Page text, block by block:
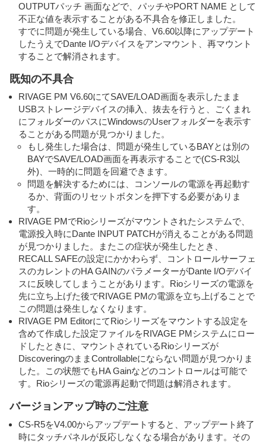
OUTPUTパッチ 画面などで、パッチやPORT NAME として
不正な値を表示することがある不具合を修正しました。
すでに問題が発生している場合、V6.60以降にアップデート
したうえでDante I/Oデバイスをアンマウント、再マウント
することで解消されます。
既知の不具合
RIVAGE PM V6.60にてSAVE/LOAD画面を表示したまま
USBストレージデバイスの挿入、抜去を行うと、ごくまれ
にフォルダーのパスにWindowsのUserフォルダーを表示す
ることがある問題が見つかりました。
もし発生した場合は、問題が発生しているBAYとは別の
BAYでSAVE/LOAD画面を再表示することで(CS-R3以
外)、一時的に問題を回避できます。
問題を解決するためには、コンソールの電源を再起動す
るか、背面のリセットボタンを押下する必要がありま
す。
RIVAGE PMでRioシリーズがマウントされたシステムで、
電源投入時にDante INPUT PATCHが消えることがある問題
が見つかりました。またこの症状が発生したとき、
RECALL SAFEの設定にかかわらず、コントロールサーフェ
スのカレントのHA GAINのパラメーターがDante I/Oデバイ
スに反映してしまうことがあります。Rioシリーズの電源を
先に立ち上げた後でRIVAGE PMの電源を立ち上げることで
この問題は発生しなくなります。
RIVAGE PM EditorにてRioシリーズをマウントする設定を
含めて作成した設定ファイルをRIVAGE PMシステムにロー
ドしたときに、マウントされているRioシリーズが
DiscoveringのままControllableにならない問題が見つかりま
した。この状態でもHA Gainなどのコントロールは可能で
す。Rioシリーズの電源再起動で問題は解消されます。
バージョンアップ時のご注意
CS-R5をV4.00からアップデートすると、アップデート終了
時にタッチパネルが反応しなくなる場合があります。その